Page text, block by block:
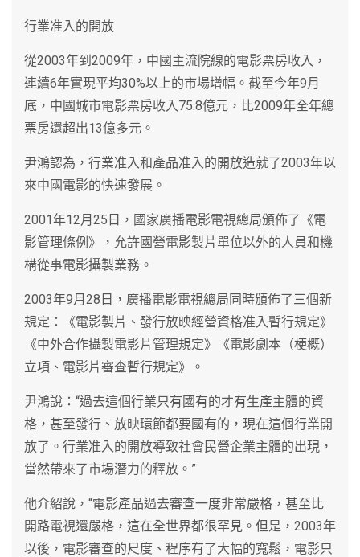
行業准入的開放
從2003年到2009年，中國主流院線的電影票房收入，
連續6年實現平均30%以上的市場增幅。截至今年9月
底，中國城市電影票房收入75.8億元，比2009年全年總
票房還超出13億多元。
尹鴻認為，行業准入和產品准入的開放造就了2003年以
來中國電影的快速發展。
2001年12月25日，國家廣播電影電視總局頒佈了《電
影管理條例》，允許國營電影製片單位以外的人員和機
構從事電影攝製業務。
2003年9月28日，廣播電影電視總局同時頒佈了三個新
規定：《電影製片、發行放映經營資格准入暫行規定》
《中外合作攝製電影片管理規定》《電影劇本（梗概）
立項、電影片審查暫行規定》。
尹鴻說：“過去這個行業只有國有的才有生產主體的資
格，甚至發行、放映環節都要國有的，現在這個行業開
放了。行業准入的開放導致社會民營企業主體的出現，
當然帶來了市場潛力的釋放。”
他介紹說，“電影產品過去審查一度非常嚴格，甚至比
開路電視還嚴格，這在全世界都很罕見。但是，2003年
以後，電影審查的尺度、程序有了大幅的寬鬆，電影只